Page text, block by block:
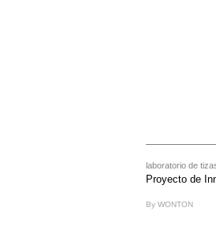
laboratorio de
Proyecto de
By WONTON